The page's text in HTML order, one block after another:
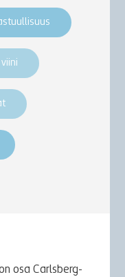
viini
osa Carlsberg-